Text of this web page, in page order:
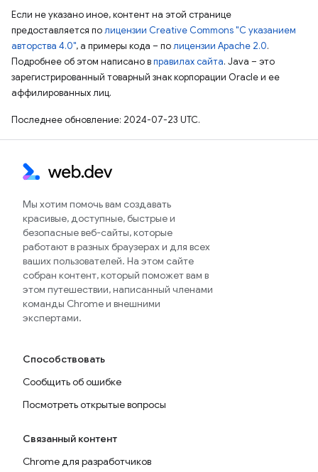
Если не указано иное, контент на этой странице
предоставляется полицензии Creative Commons "С указанием
авторства 4.0", а примеры кода – полицензии Apache 2.0.
Подробнее об этом написано вправилах сайта. Java – это
зарегистрированный товарный знак корпорации Oracle и ее
аффилированных лиц.
Последнее обновление: 2024-07-23 UTC.
Мы хотим помочь вам создавать
красивые, доступные, быстрые и
безопасные веб-сайты, которые
работают в разных браузерах и для всех
ваших пользователей. На этом сайте
собран контент, который поможет вам в
этом путешествии, написанный членами
команды Chrome и внешними
экспертами.
Способствовать
Сообщить об ошибке
Посмотреть открытые вопросы
Связанный контент
Chrome для разработчиков